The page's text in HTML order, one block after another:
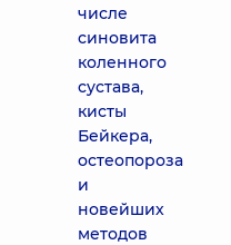
числе
синовита
коленного
сустава,
кисты
Бейкера,
остеопороза
и
новейших
методов